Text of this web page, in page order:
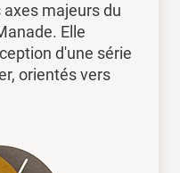
majeurs du
Elle
d'une série
orientés vers